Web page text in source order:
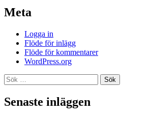
Meta
Logga in
Flöde för inlägg
Flöde för kommentarer
WordPress.org
Sök
efter:
Senaste inläggen